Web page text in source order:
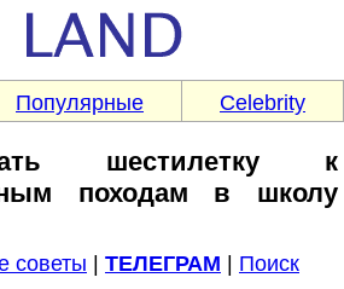
Популярные Celebrity
шестилетку к
походам в школу
советы ТЕЛЕГРАМ Поиск